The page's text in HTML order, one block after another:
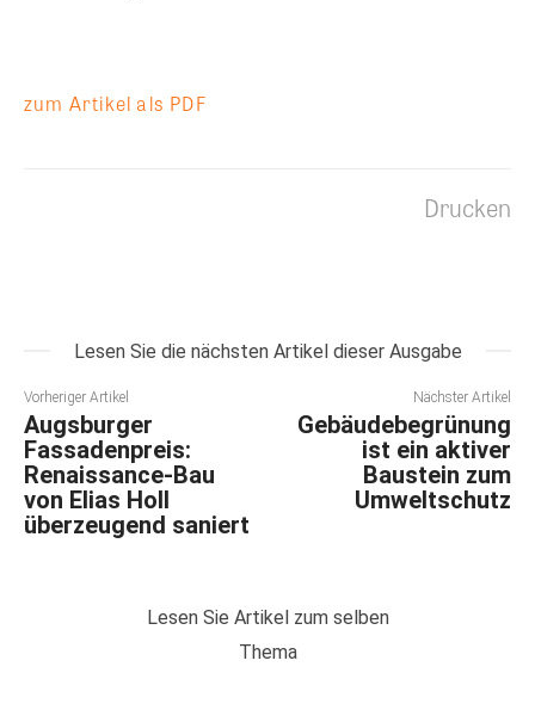
zum Artikel als PDF
Drucken
Lesen Sie die nächsten Artikel dieser Ausgabe
Vorheriger Artikel
Augsburger
Fassadenpreis:
Renaissance-Bau
von Elias Holl
überzeugend saniert
Nächster Artikel
Gebäudebegrünung
ist ein aktiver
Baustein zum
Umweltschutz
Lesen Sie Artikel zum selben
Thema